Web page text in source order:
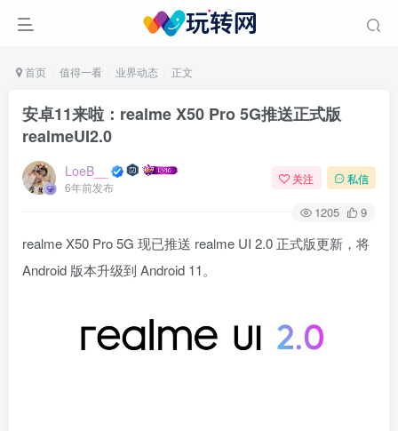
首页 值得一看 业界动态 正文
安卓11来啦：realme X50 Pro 5G推送正式版
realmeUI2.0
LoeB__
6年前发布
关注 私信
1205 9
realme X50 Pro 5G 现已推送 realme UI 2.0 正式版更新，将
Android 版本升级到 Android 11。